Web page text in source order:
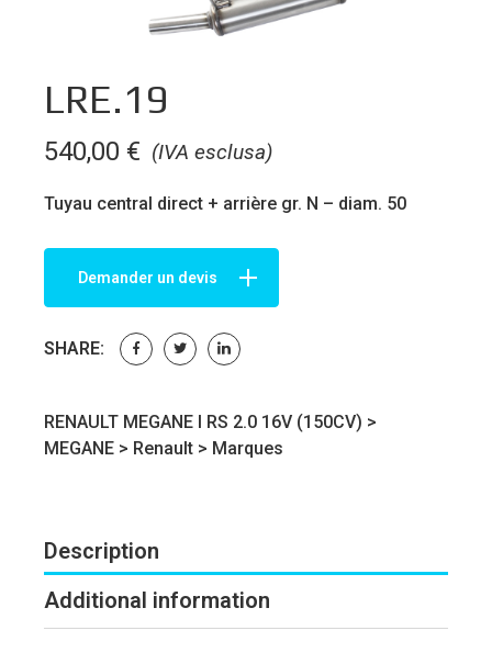
LRE.19
(IVA esclusa)
540,00 €
Tuyau central direct + arrière gr. N – diam. 50
Demander un devis
SHARE:
RENAULT MEGANE I RS 2.0 16V (150CV) >
MEGANE > Renault > Marques
Description
Additional information